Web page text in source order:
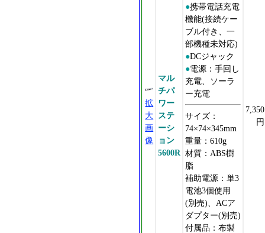
拡
大
画
像
マル
チパ
ワー
ステ
ーシ
ョン
5600R
●携帯電話充電
機能(接続ケー
ブル付き、一
部機種未対応)
●DCジャック
●電源：手回し
充電、ソーラ
ー充電
サイズ：
74×74×345mm
重量：610g
材質：ABS樹
脂
補助電源：単3
電池3個使用
(別売)、ACア
ダプター(別売)
付属品：布製
7,350
円